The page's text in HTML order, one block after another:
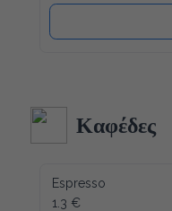
ιδανικές αναλογίες
Pak που θα επιτρέπει
απολαμβάνουν το
λιγότερο δυνατό
πλεονέκτημα είναι ότι το
χρήση, έτσι ώστε το νερό να
Καφέδες
Espresso
1.3 €